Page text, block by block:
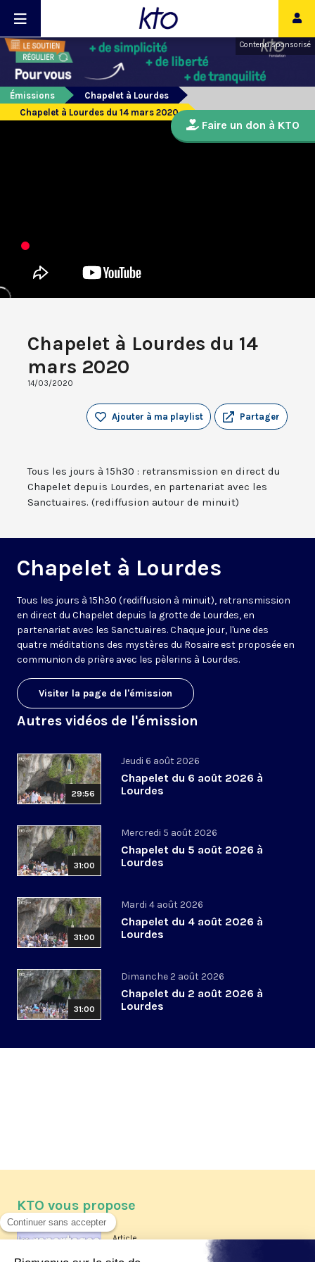
Contenu sponsorisé
Émissions
Chapelet à Lourdes
Chapelet à Lourdes du 14 mars 2020
Chapelet à Lourdes du 14
mars 2020
14/03/2020
Partager
Ajouter à ma playlist
Tous les jours à 15h30 : retransmission en direct du
Chapelet depuis Lourdes, en partenariat avec les
Sanctuaires. (rediffusion autour de minuit)
Chapelet à Lourdes
Tous les jours à 15h30 (rediffusion à minuit), retransmission
en direct du Chapelet depuis la grotte de Lourdes, en
partenariat avec les Sanctuaires. Chaque jour, l'une des
quatre méditations des mystères du Rosaire est proposée en
communion de prière avec les pèlerins à Lourdes.
Visiter la page de l'émission
Autres vidéos de l'émission
29:56
Jeudi 6 août 2026
Chapelet du 6 août 2026 à
Lourdes
31:00
Mercredi 5 août 2026
Chapelet du 5 août 2026 à
Lourdes
31:00
Mardi 4 août 2026
Chapelet du 4 août 2026 à
Lourdes
31:00
Dimanche 2 août 2026
Chapelet du 2 août 2026 à
Lourdes
Faire un don à KTO
KTO vous propose
Article
Les reportages d'été 2026 de KTO